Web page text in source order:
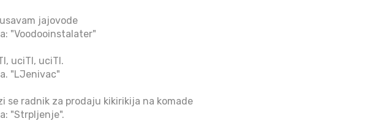
jajovode
"Voodooinstalater"
uciTI, uciTI.
"LJenivac"
se radnik za prodaju kikirikija na komade
"Strpljenje".